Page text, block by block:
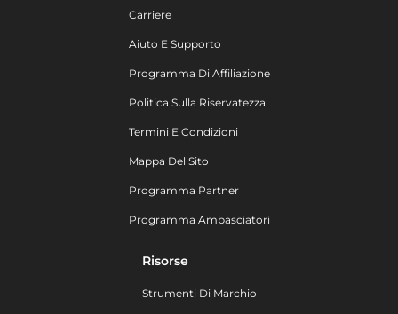
Carriere
Aiuto E Supporto
Programma Di Affiliazione
Politica Sulla Riservatezza
Termini E Condizioni
Mappa Del Sito
Programma Partner
Programma Ambasciatori
Risorse
Strumenti Di Marchio